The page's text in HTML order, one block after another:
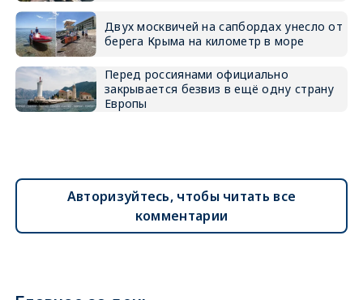
Двух москвичей на сапбордах унесло от
берега Крыма на километр в море
Перед россиянами официально
закрывается безвиз в ещё одну страну
Европы
Авторизуйтесь, чтобы читать все
комментарии